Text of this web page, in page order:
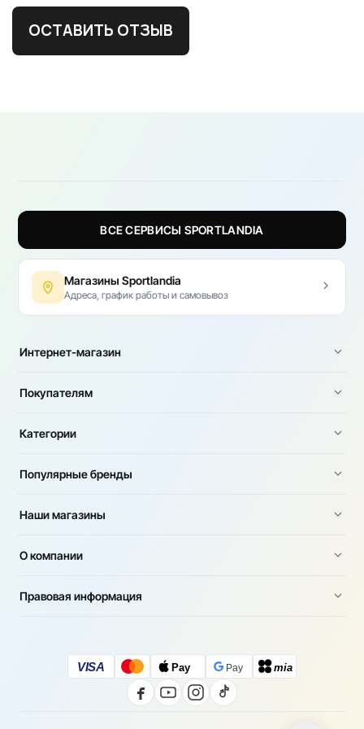
ОСТАВИТЬ ОТЗЫВ
ВСЕ СЕРВИСЫ SPORTLANDIA
Магазины Sportlandia
Адреса, график работы и самовывоз
Интернет-магазин
Покупателям
Категории
Популярные бренды
Наши магазины
О компании
Правовая информация
VISA Pay Pay mia